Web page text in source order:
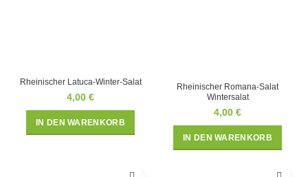
Rheinischer Latuca-Winter-Salat
4,00 €
IN DEN WARENKORB
Rheinischer Romana-Salat
Wintersalat
4,00 €
IN DEN WARENKORB